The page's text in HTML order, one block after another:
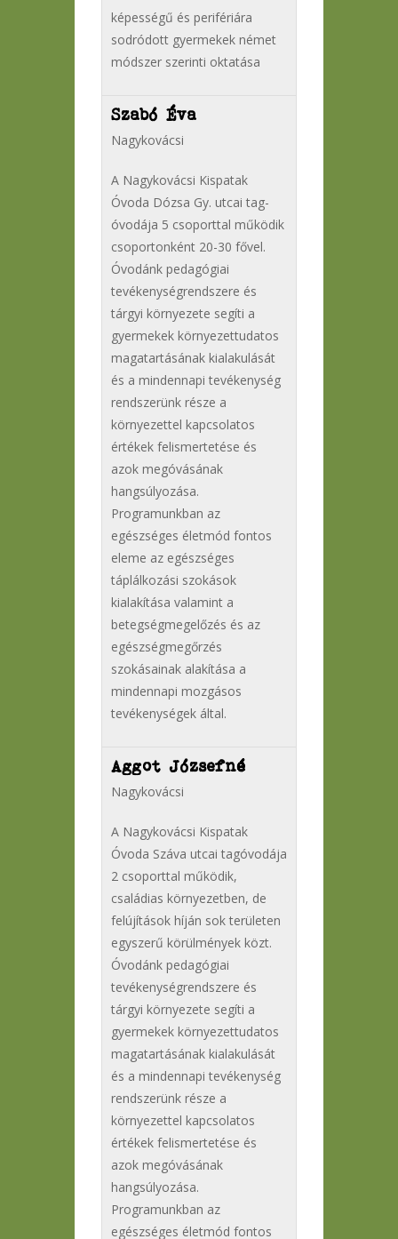
képességű és perifériára
sodródott gyermekek német
módszer szerinti oktatása
Szabó Éva
Nagykovácsi
A Nagykovácsi Kispatak
Óvoda Dózsa Gy. utcai tag-
óvodája 5 csoporttal működik
csoportonként 20-30 fővel.
Óvodánk pedagógiai
tevékenységrendszere és
tárgyi környezete segíti a
gyermekek környezettudatos
magatartásának kialakulását
és a mindennapi tevékenység
rendszerünk része a
környezettel kapcsolatos
értékek felismertetése és
azok megóvásának
hangsúlyozása.
Programunkban az
egészséges életmód fontos
eleme az egészséges
táplálkozási szokások
kialakítása valamint a
betegségmegelőzés és az
egészségmegőrzés
szokásainak alakítása a
mindennapi mozgásos
tevékenységek által.
Aggot Józsefné
Nagykovácsi
A Nagykovácsi Kispatak
Óvoda Száva utcai tagóvodája
2 csoporttal működik,
családias környezetben, de
felújítások híján sok területen
egyszerű körülmények közt.
Óvodánk pedagógiai
tevékenységrendszere és
tárgyi környezete segíti a
gyermekek környezettudatos
magatartásának kialakulását
és a mindennapi tevékenység
rendszerünk része a
környezettel kapcsolatos
értékek felismertetése és
azok megóvásának
hangsúlyozása.
Programunkban az
egészséges életmód fontos